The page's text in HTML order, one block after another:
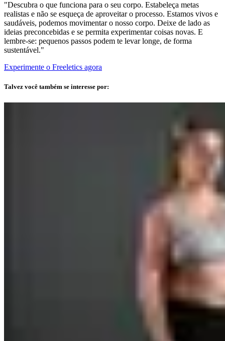
"Descubra o que funciona para o seu corpo. Estabeleça metas
realistas e não se esqueça de aproveitar o processo. Estamos vivos e
saudáveis, podemos movimentar o nosso corpo. Deixe de lado as
ideias preconcebidas e se permita experimentar coisas novas. E
lembre-se: pequenos passos podem te levar longe, de forma
sustentável."
Experimente o Freeletics agora
Talvez você também se interesse por: